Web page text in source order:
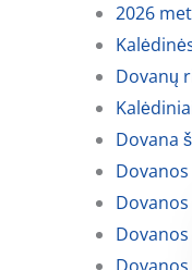
2026
Dovanų
Dovana
Dovanos